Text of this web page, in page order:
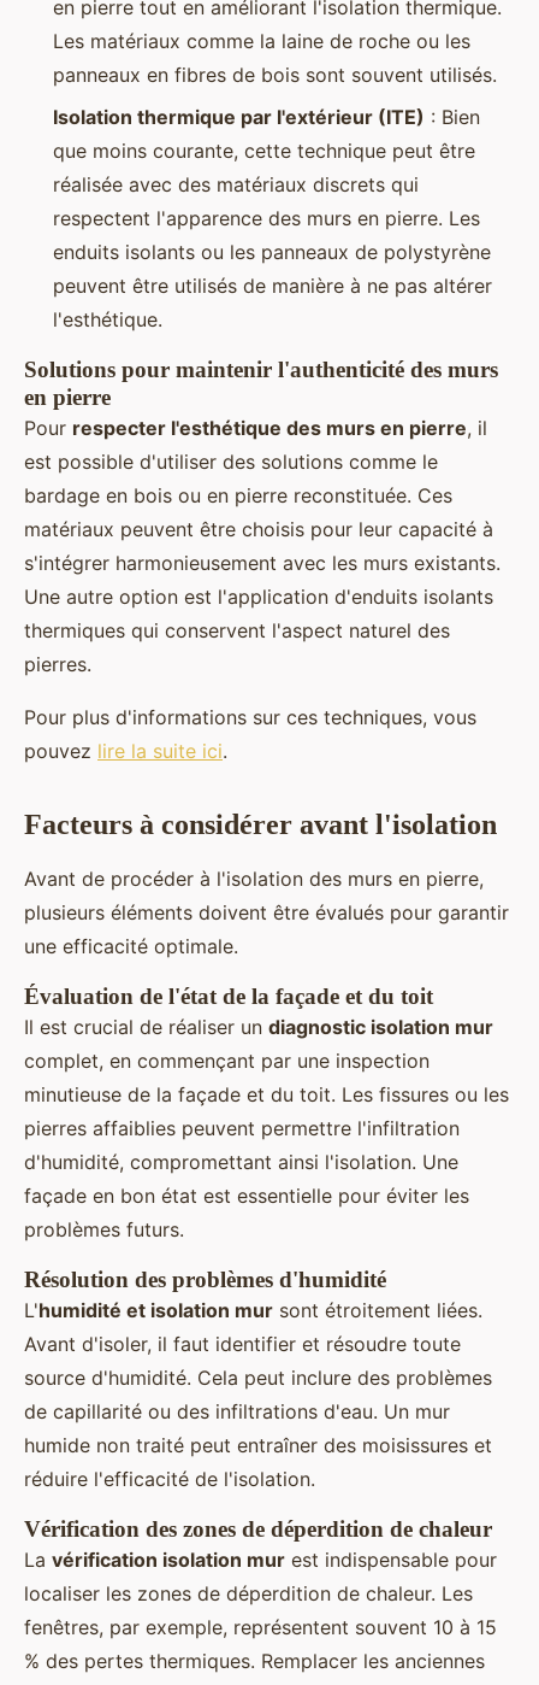
en pierre tout en améliorant l'isolation thermique.
Les matériaux comme la laine de roche ou les
panneaux en fibres de bois sont souvent utilisés.
Isolation thermique par l'extérieur (ITE) : Bien
que moins courante, cette technique peut être
réalisée avec des matériaux discrets qui
respectent l'apparence des murs en pierre. Les
enduits isolants ou les panneaux de polystyrène
peuvent être utilisés de manière à ne pas altérer
l'esthétique.
Solutions pour maintenir l'authenticité des murs
en pierre
Pour respecter l'esthétique des murs en pierre, il
est possible d'utiliser des solutions comme le
bardage en bois ou en pierre reconstituée. Ces
matériaux peuvent être choisis pour leur capacité à
s'intégrer harmonieusement avec les murs existants.
Une autre option est l'application d'enduits isolants
thermiques qui conservent l'aspect naturel des
pierres.
Pour plus d'informations sur ces techniques, vous
pouvez lire la suite ici.
Facteurs à considérer avant l'isolation
Avant de procéder à l'isolation des murs en pierre,
plusieurs éléments doivent être évalués pour garantir
une efficacité optimale.
Évaluation de l'état de la façade et du toit
Il est crucial de réaliser un diagnostic isolation mur
complet, en commençant par une inspection
minutieuse de la façade et du toit. Les fissures ou les
pierres affaiblies peuvent permettre l'infiltration
d'humidité, compromettant ainsi l'isolation. Une
façade en bon état est essentielle pour éviter les
problèmes futurs.
Résolution des problèmes d'humidité
L'humidité et isolation mur sont étroitement liées.
Avant d'isoler, il faut identifier et résoudre toute
source d'humidité. Cela peut inclure des problèmes
de capillarité ou des infiltrations d'eau. Un mur
humide non traité peut entraîner des moisissures et
réduire l'efficacité de l'isolation.
Vérification des zones de déperdition de chaleur
La vérification isolation mur est indispensable pour
localiser les zones de déperdition de chaleur. Les
fenêtres, par exemple, représentent souvent 10 à 15
% des pertes thermiques. Remplacer les anciennes